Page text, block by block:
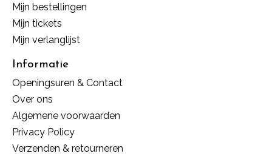
Mijn bestellingen
Mijn tickets
Mijn verlanglijst
Informatie
Openingsuren & Contact
Over ons
Algemene voorwaarden
Privacy Policy
Verzenden & retourneren